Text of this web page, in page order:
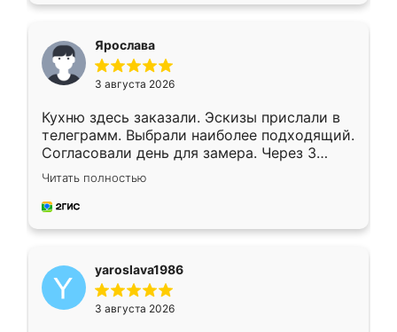
Ярослава
3 августа 2026
Кухню здесь заказали. Эскизы прислали в
телеграмм. Выбрали наиболее подходящий.
Согласовали день для замера. Через 3
недели кухня была уже готова. Остались
довольны работой. Спасибо Ренессанс
мебель за качественную работу!
Читать полностью
yaroslava1986
3 августа 2026